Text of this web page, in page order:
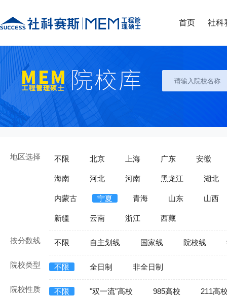
首页 社科
地区选择 不限 北京 上海 广东 安徽
海南 河北 河南 黑龙江 湖北
内蒙古 宁夏 青海 山东 山西
新疆 云南 浙江 西藏
按分数线 不限 自主划线 国家线 院校线
院校类型 不限 全日制 非全日制
院校性质 不限 "双一流"高校 985高校 211高